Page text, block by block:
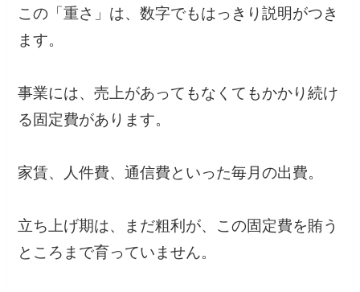
この「重さ」は、数字でもはっきり説明がつき
ます。
事業には、売上があってもなくてもかかり続け
る固定費があります。
家賃、人件費、通信費といった毎月の出費。
立ち上げ期は、まだ粗利が、この固定費を賄う
ところまで育っていません。